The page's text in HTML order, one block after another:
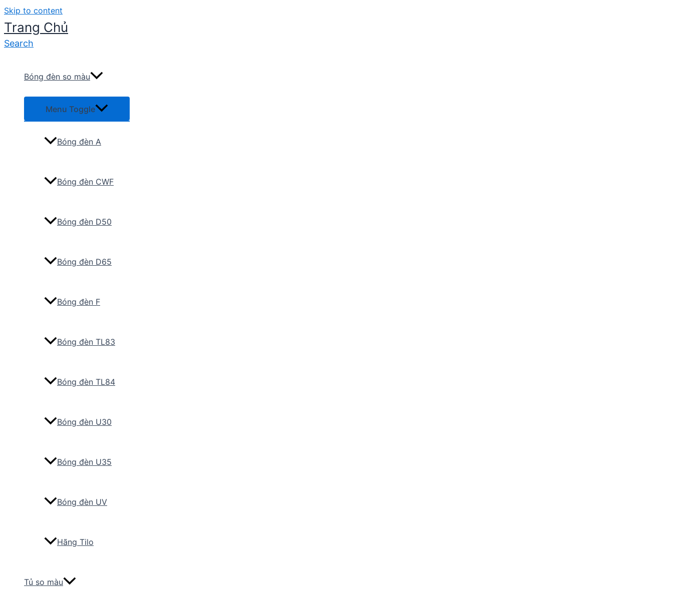
Skip to content
Trang Chủ
Search
Bóng đèn so màu
Menu Toggle
Bóng đèn A
Bóng đèn CWF
Bóng đèn D50
Bóng đèn D65
Bóng đèn F
Bóng đèn TL83
Bóng đèn TL84
Bóng đèn U30
Bóng đèn U35
Bóng đèn UV
Hãng Tilo
Tủ so màu